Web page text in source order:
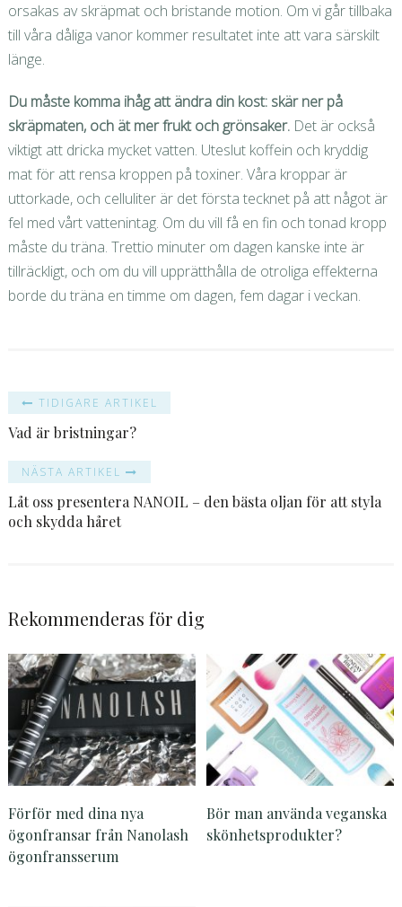
orsakas av skräpmat och bristande motion. Om vi går tillbaka
till våra dåliga vanor kommer resultatet inte att vara särskilt
länge.
Du måste komma ihåg att ändra din kost: skär ner på
skräpmaten, och ät mer frukt och grönsaker.Det är också
viktigt att dricka mycket vatten. Uteslut koffein och kryddig
mat för att rensa kroppen på toxiner. Våra kroppar är
uttorkade, och celluliter är det första tecknet på att något är
fel med vårt vattenintag. Om du vill få en fin och tonad kropp
måste du träna. Trettio minuter om dagen kanske inte är
tillräckligt, och om du vill upprätthålla de otroliga effekterna
borde du träna en timme om dagen, fem dagar i veckan.
TIDIGARE ARTIKEL
Vad är bristningar?
NÄSTA ARTIKEL
Låt oss presentera NANOIL – den bästa oljan för att styla
och skydda håret
Rekommenderas för dig
Förför med dina nya
ögonfransar från Nanolash
ögonfransserum
Bör man använda veganska
skönhetsprodukter?